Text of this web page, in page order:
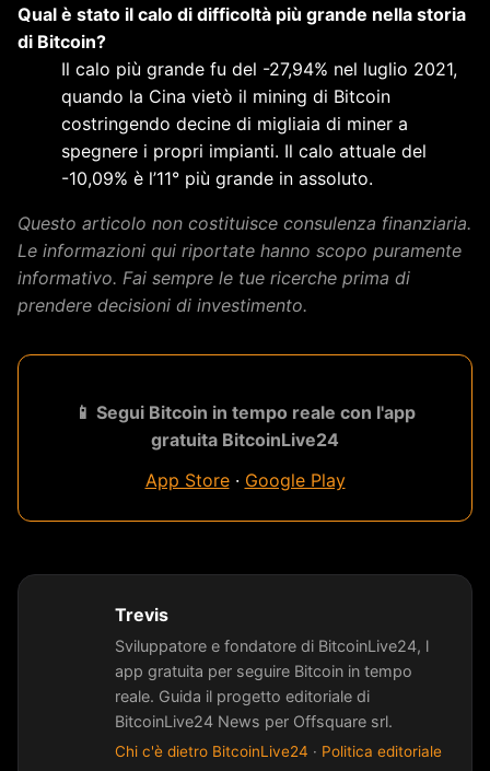
Qual è stato il calo di difficoltà più grande nella storia
di Bitcoin?
Il calo più grande fu del -27,94% nel luglio 2021,
quando la Cina vietò il mining di Bitcoin
costringendo decine di migliaia di miner a
spegnere i propri impianti. Il calo attuale del
-10,09% è l’11° più grande in assoluto.
Questo articolo non costituisce consulenza finanziaria.
Le informazioni qui riportate hanno scopo puramente
informativo. Fai sempre le tue ricerche prima di
prendere decisioni di investimento.
📱 Segui Bitcoin in tempo reale con l'app
gratuita BitcoinLive24
App Store· Google Play
Trevis
Sviluppatore e fondatore di BitcoinLive24, l
app gratuita per seguire Bitcoin in tempo
reale. Guida il progetto editoriale di
BitcoinLive24 News per Offsquare srl.
Chi c'è dietro BitcoinLive24 · Politica editoriale